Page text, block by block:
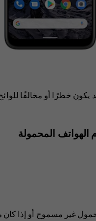
يكون خطرًا أو مخالفًا
الهواتف المحمولة
غير مسموح أو إذا